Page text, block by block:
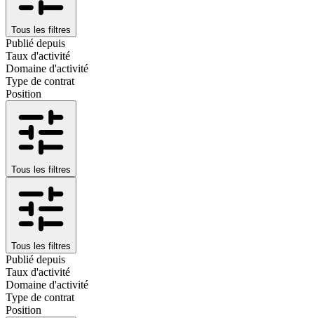
Tous les filtres
Publié depuis
Taux d'activité
Domaine d'activité
Type de contrat
Position
Tous les filtres
Tous les filtres
Publié depuis
Taux d'activité
Domaine d'activité
Type de contrat
Position